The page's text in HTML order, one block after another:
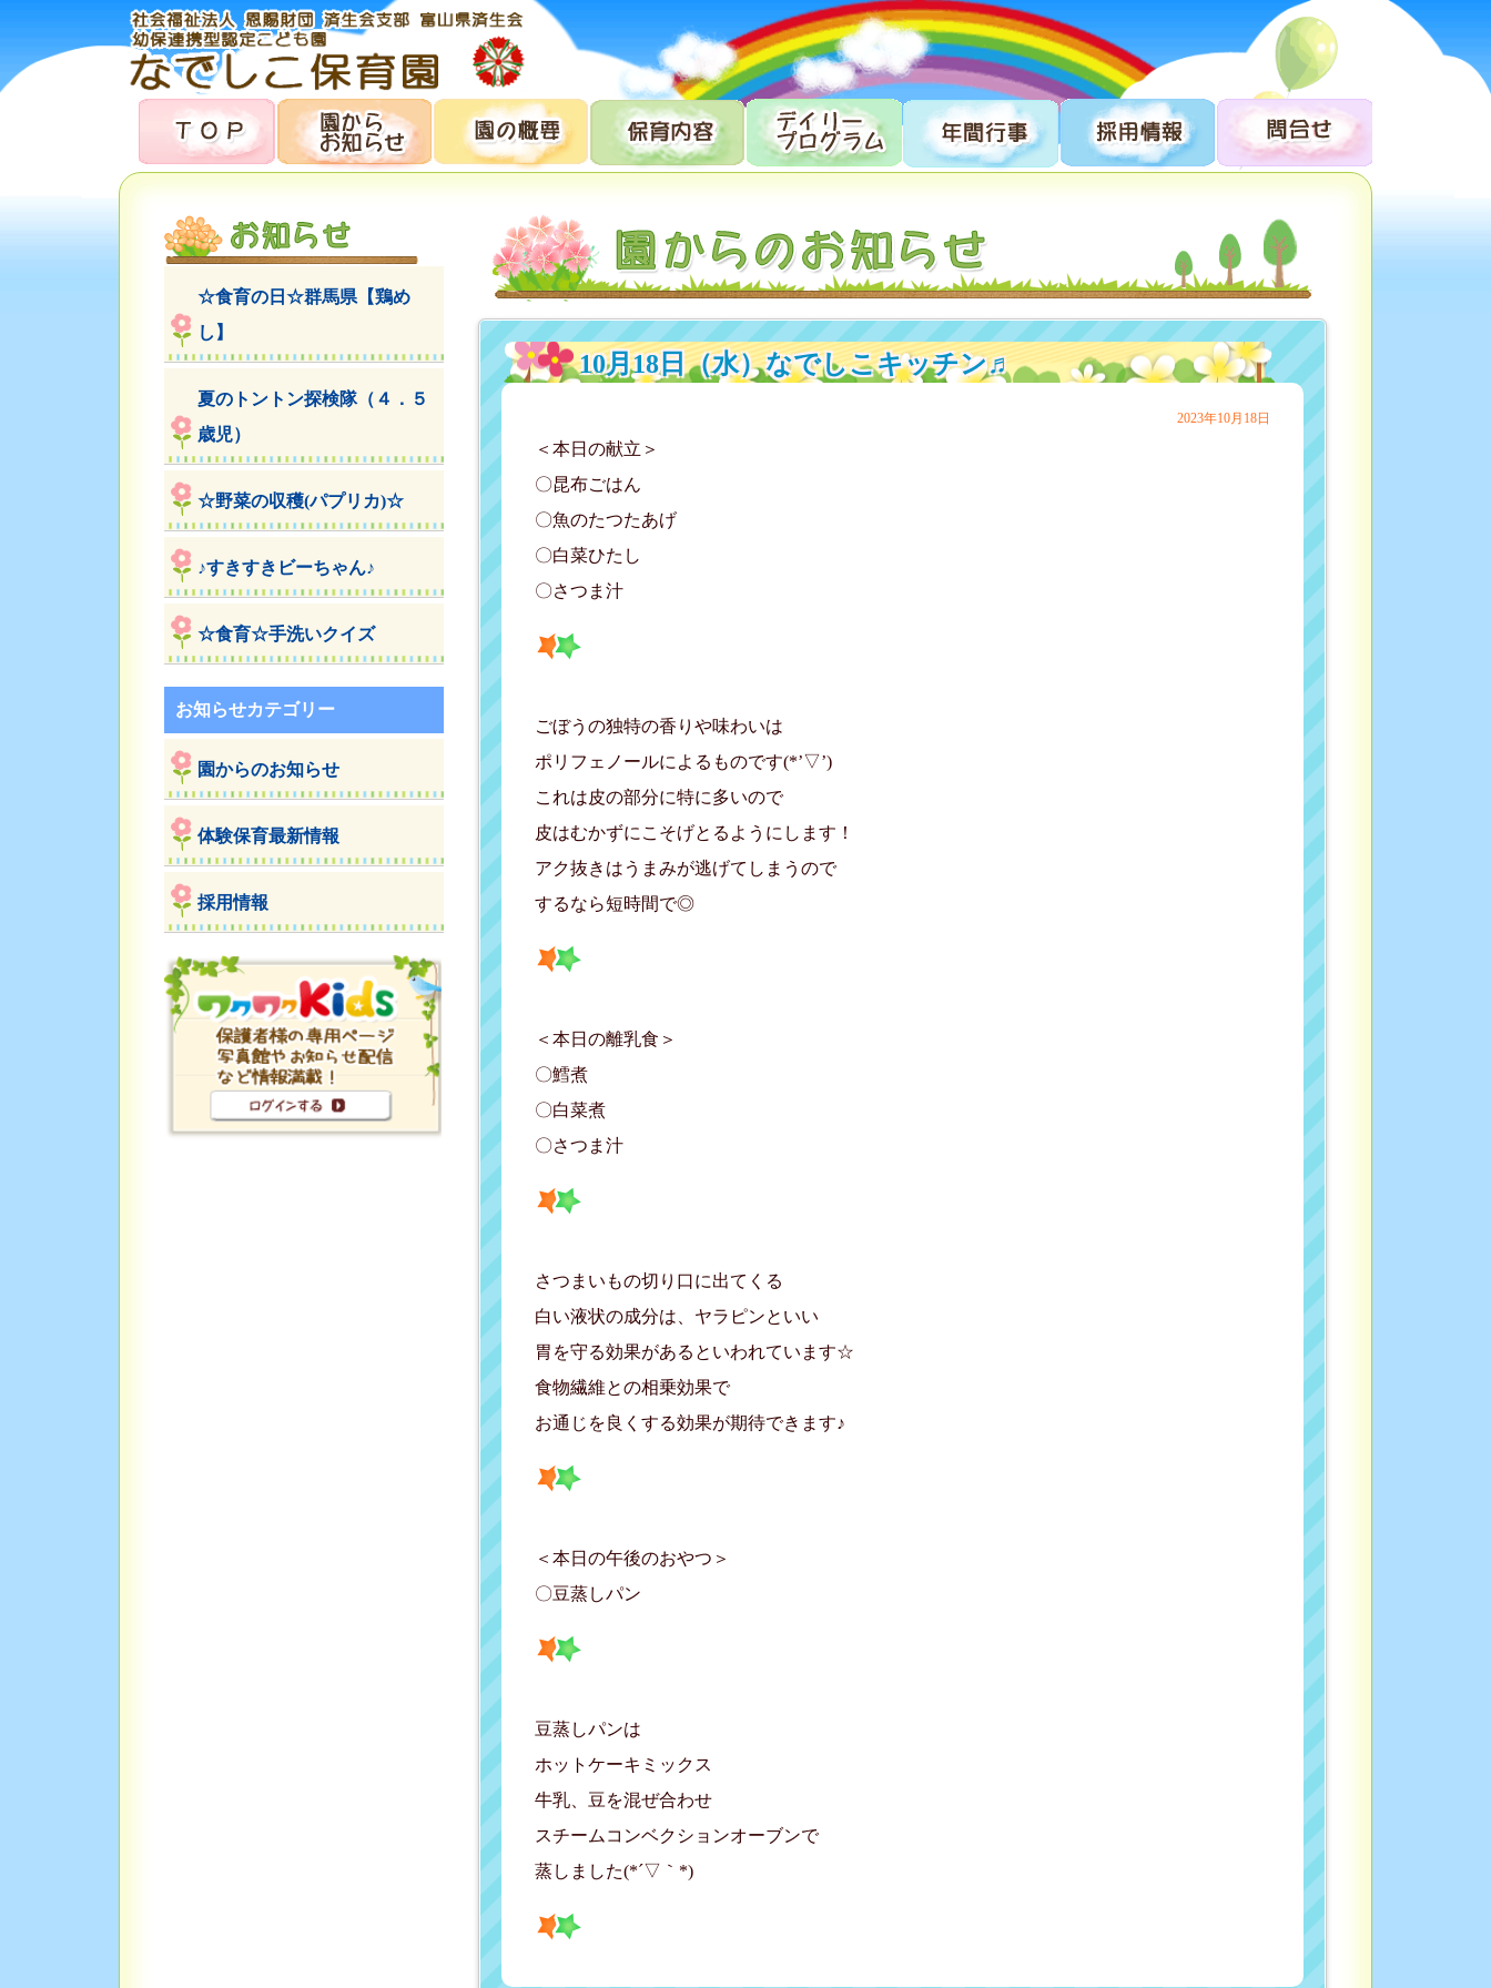
10月18日（水）なでしこキッチン♬
2023年10月18日
＜本日の献立＞
〇昆布ごはん
〇魚のたつたあげ
〇白菜ひたし
〇さつま汁
ごぼうの独特の香りや味わいは
ポリフェノールによるものです(*’▽’)
これは皮の部分に特に多いので
皮はむかずにこそげとるようにします！
アク抜きはうまみが逃げてしまうので
するなら短時間で◎
＜本日の離乳食＞
〇鱈煮
〇白菜煮
〇さつま汁
さつまいもの切り口に出てくる
白い液状の成分は、ヤラピンといい
胃を守る効果があるといわれています☆
食物繊維との相乗効果で
お通じを良くする効果が期待できます♪
＜本日の午後のおやつ＞
〇豆蒸しパン
豆蒸しパンは
ホットケーキミックス
牛乳、豆を混ぜ合わせ
スチームコンベクションオーブンで
蒸しました(*´▽｀*)
☆食育の日☆群馬県【鶏め
し】
夏のトントン探検隊（４．５
歳児）
☆野菜の収穫(パプリカ)☆
♪すきすきビーちゃん♪
☆食育☆手洗いクイズ
お知らせカテゴリー
園からのお知らせ
体験保育最新情報
採用情報